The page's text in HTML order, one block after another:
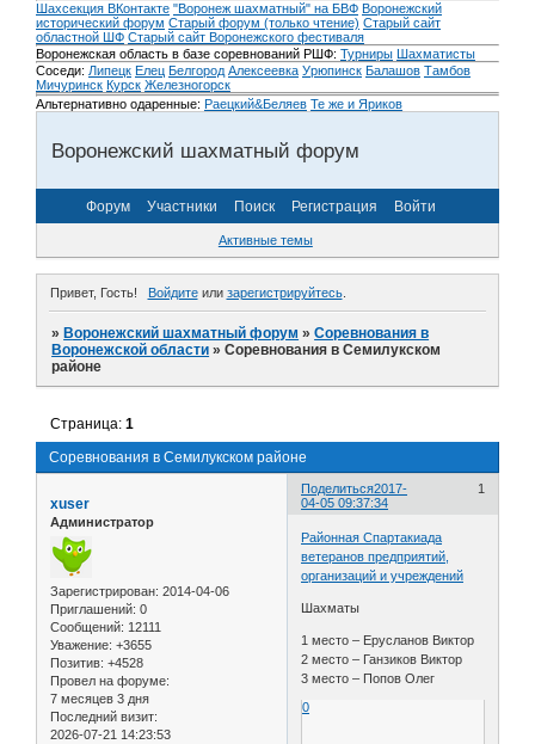
Шахсекция ВКонтакте "Воронеж шахматный" на БВФ Воронежский
исторический форум Cтарый форум (только чтение) Старый сайт
областной ШФ Старый сайт Воронежского фестиваля
Воронежская область в базе соревнований РШФ: Турниры Шахматисты
Соседи: Липецк Елец Белгород Алексеевка Урюпинск Балашов Тамбов
Мичуринск Курск Железногорск
Альтернативно одаренные: Раецкий&Беляев Те же и Яриков
Воронежский шахматный форум
Форум Участники Поиск Регистрация Войти
Активные темы
Привет, Гость! Войдитеили зарегистрируйтесь.
»Воронежский шахматный форум »Соревнования в
Воронежской области »Соревнования в Семилукском
районе
Соревнования в Семилукском районе
Страница:1
Поделиться 1
2017-
04-05 09:37:34
xuser
Администратор
Зарегистрирован: 2014-04-06
Приглашений: 0
Сообщений: 12111
Уважение: +3655
Позитив: +4528
Провел на форуме:
7 месяцев 3 дня
Последний визит:
2026-07-21 14:23:53
Районная Спартакиада
ветеранов предприятий,
организаций и учреждений
Шахматы
1 место – Ерусланов Виктор
2 место – Ганзиков Виктор
3 место – Попов Олег
0